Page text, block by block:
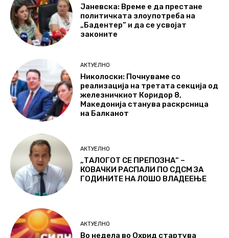
Јаневска: Време е да престане
политичката злоупотреба на
„Бадентер“ и да се усвојат
законите
АКТУЕЛНО
Николоски: Почнуваме со
реализација на третата секција од
железничкиот Коридор 8,
Македонија станува раскрсница
на Балканот
АКТУЕЛНО
„ТАЛОГОТ СЕ ПРЕПОЗНА“ –
КОВАЧКИ РАСПАЛИ ПО СДСМ ЗА
ГОДИНИТЕ НА ЛОШО ВЛАДЕЕЊЕ
АКТУЕЛНО
Во недела во Охрид стартува